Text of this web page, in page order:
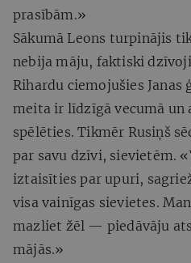
prasībām.»
Sākumā Leons turpinājis
nebija māju, faktiski
Rihardu ciemojušies Janas
meita ir līdzīgā vecumā un
spēlēties. Tikmēr Rusiņš
par savu dzīvi, sievietēm.
iztaisīties par upuri,
visa vainīgas sievietes.
mazliet žēl — piedāvāju
mājās.»